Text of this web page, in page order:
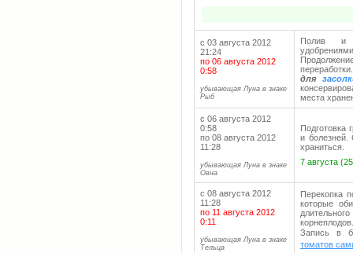
с 03 августа 2012
21:24
по 06 августа 2012
0:58
убывающая Луна в знаке
Рыб
Полив и
для
места
с 06 августа 2012
0:58
по 08 августа 2012
11:28
убывающая Луна в знаке
Овна
Подготовка
и болезней.
храниться.
7 августа
с 08 августа 2012
11:28
по 11 августа 2012
0:11
убывающая Луна в знаке
Тельца
Перекопка
которые
корнеплодов.
Запись в
томатов